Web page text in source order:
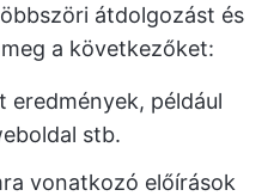
átdolgozást és
a következőket:
eredmények, például
stb.
vonatkozó előírások